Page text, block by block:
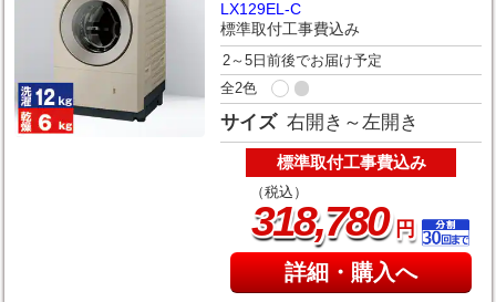
LX129EL-C
標準取付工事費込み
2～5日前後でお届け予定
全2色
サイズ 右開き～左開き
標準取付工事費込み
（税込）
318,780円
詳細・購入へ